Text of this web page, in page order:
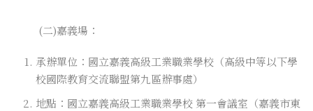
(二)嘉義場：
承辦單位：國立嘉義高級工業職業學校（高級中等以下學
校國際教育交流聯盟第九區辦事處）
地點：國立嘉義高級工業職業學校 第一會議室（嘉義市東